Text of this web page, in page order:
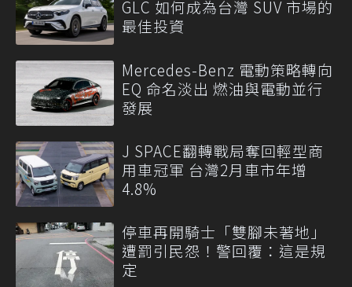
GLC 如何成為台灣 SUV 市場的
最佳投資
Mercedes-Benz 電動策略轉向
EQ 命名淡出 燃油與電動並行
發展
J SPACE翻轉戰局奪回輕型商
用車冠軍 台灣2月車市年增
4.8%
停車再開騎士「雙腳未著地」
遭罰引民怨！警回覆：這是規
定